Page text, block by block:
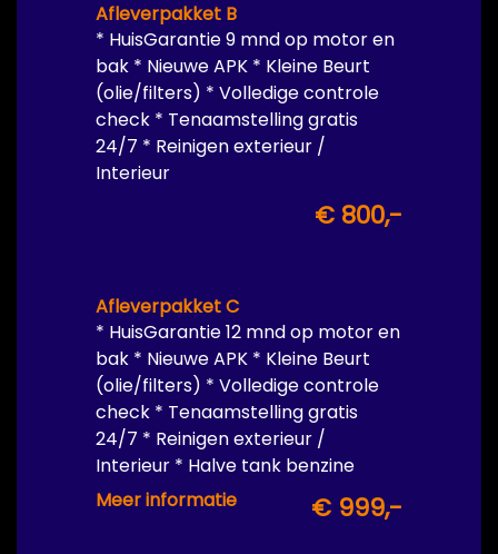
Afleverpakket B
* HuisGarantie 9 mnd op motor en
bak * Nieuwe APK * Kleine Beurt
(olie/filters) * Volledige controle
check * Tenaamstelling gratis
24/7 * Reinigen exterieur /
Interieur
€ 800,-
Afleverpakket C
* HuisGarantie 12 mnd op motor en
bak * Nieuwe APK * Kleine Beurt
(olie/filters) * Volledige controle
check * Tenaamstelling gratis
24/7 * Reinigen exterieur /
Interieur * Halve tank benzine
inbegrepen
Meer informatie € 999,-